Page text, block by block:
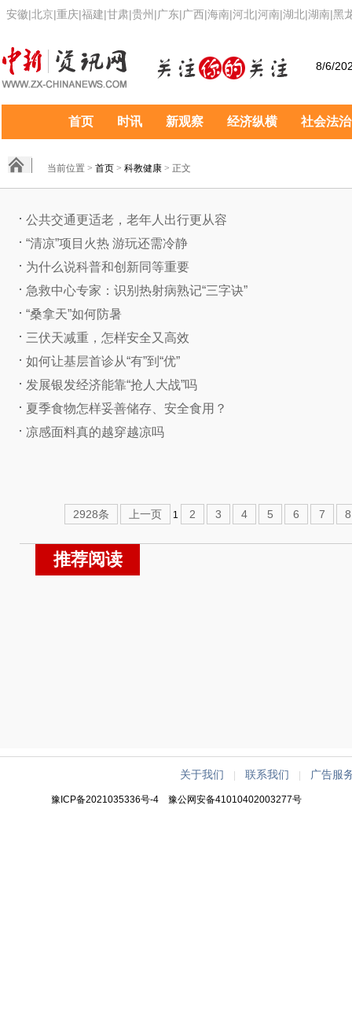
安徽|北京|重庆|福建|甘肃|贵州 |广东|广西|海南|河北|河南|湖北|湖南|黑
8/6/
首页 时讯 新观察 经济纵横 社会法治
当前位置 > 首页 > 科教健康 > 正文
公共交通更适老，老年人出行更从容
“清凉”项目火热 游玩还需冷静
为什么说科普和创新同等重要
急救中心专家：识别热射病熟记“三字诀”
“桑拿天”如何防暑
三伏天减重，怎样安全又高效
如何让基层首诊从“有”到“优”
发展银发经济能靠“抢人大战”吗
夏季食物怎样妥善储存、安全食用？
凉感面料真的越穿越凉吗
2928条 上一页 1 2 3 4 5 6 7 8
推荐阅读
关于我们 联系我们 广告服
豫ICP备2021035336号-4 豫公网安备41010402003277号